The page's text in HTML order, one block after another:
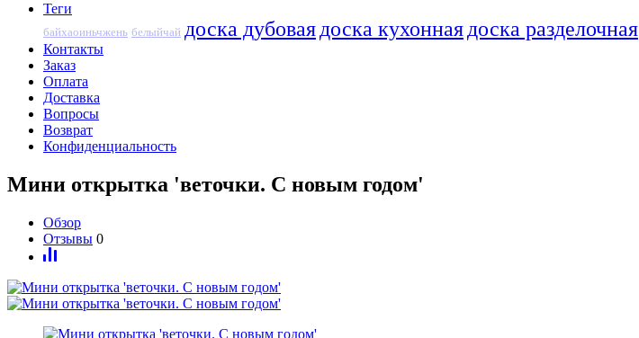
Теги
байхаоиньчжень белыйчай доска дубовая доска кухонная доска разделочная
Контакты
Заказ
Оплата
Доставка
Вопросы
Возврат
Конфиденциальность
Мини открытка 'веточки. С новым годом'
Обзор
Отзывы 0